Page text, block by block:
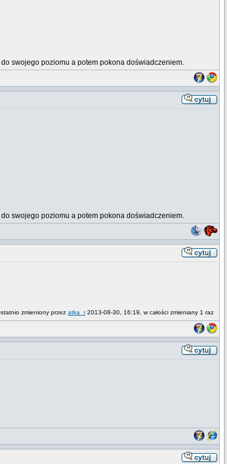
swojego poziomu a potem pokona doświadczeniem.
swojego poziomu a potem pokona doświadczeniem.
zmieniony przez atka_r2013-08-30, 16:19, w całości zmieniany 1 raz